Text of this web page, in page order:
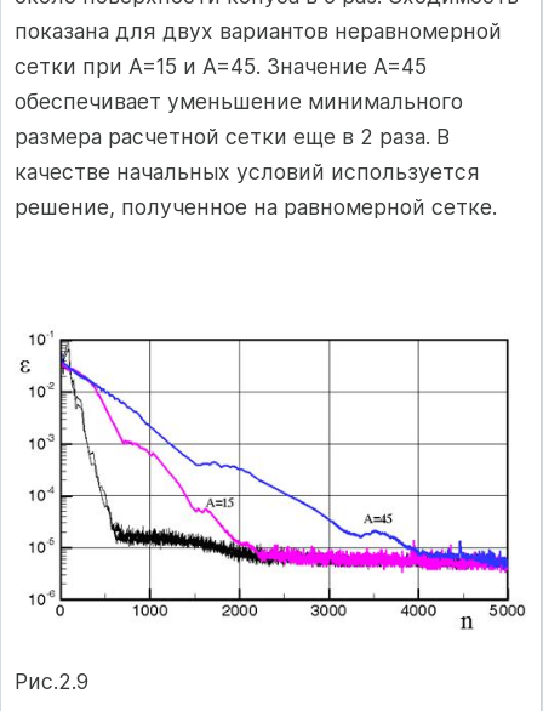
показана для двух вариантов неравномерной
сетки при А=15 и А=45. Значение А=45
обеспечивает уменьшение минимального
размера расчетной сетки еще в 2 раза. В
качестве начальных условий используется
решение, полученное на равномерной сетке.
Рис.2.9